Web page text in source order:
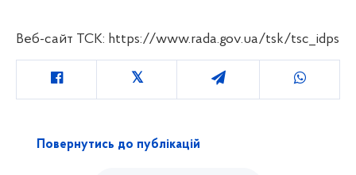
Веб-сайт ТСК: https://www.rada.gov.ua/tsk/tsc_idps
Повернутись до публікацій